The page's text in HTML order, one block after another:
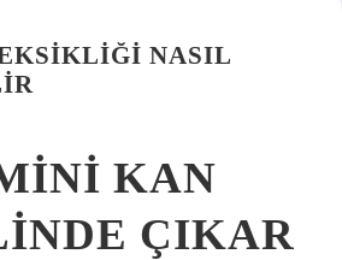
NASIL
KAN
ÇIKAR